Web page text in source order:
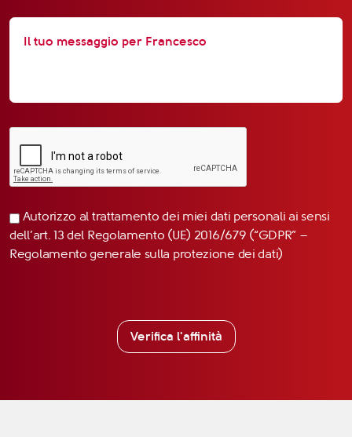
Autorizzo al trattamento dei miei dati personali ai sensi
dell’art. 13 del Regolamento (UE) 2016/679 (“GDPR” –
Regolamento generale sulla protezione dei dati)
Verifica l'affinità